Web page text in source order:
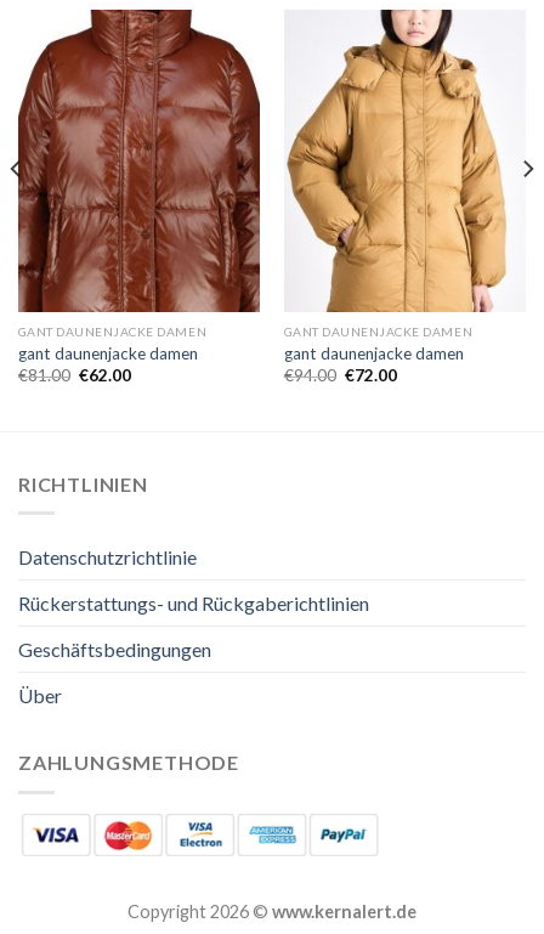
GANT DAUNENJACKE DAMEN
gant daunenjacke damen
€81.00 €62.00
GANT DAUNENJACKE DAMEN
gant daunenjacke damen
€94.00 €72.00
RICHTLINIEN
Datenschutzrichtlinie
Rückerstattungs- und Rückgaberichtlinien
Geschäftsbedingungen
Über
ZAHLUNGSMETHODE
Copyright 2026 © www.kernalert.de